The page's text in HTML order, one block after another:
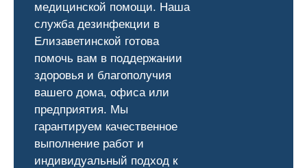
медицинской помощи. Наша
служба дезинфекции в
Елизаветинской готова
помочь вам в поддержании
здоровья и благополучия
вашего дома, офиса или
предприятия. Мы
гарантируем качественное
выполнение работ и
индивидуальный подход к